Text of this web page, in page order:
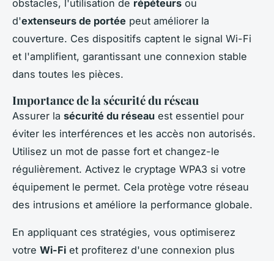
obstacles, l'utilisation de répéteurs ou
d'extenseurs de portée peut améliorer la
couverture. Ces dispositifs captent le signal Wi-Fi
et l'amplifient, garantissant une connexion stable
dans toutes les pièces.
Importance de la sécurité du réseau
Assurer la sécurité du réseau est essentiel pour
éviter les interférences et les accès non autorisés.
Utilisez un mot de passe fort et changez-le
régulièrement. Activez le cryptage WPA3 si votre
équipement le permet. Cela protège votre réseau
des intrusions et améliore la performance globale.
En appliquant ces stratégies, vous optimiserez
votre Wi-Fi et profiterez d'une connexion plus